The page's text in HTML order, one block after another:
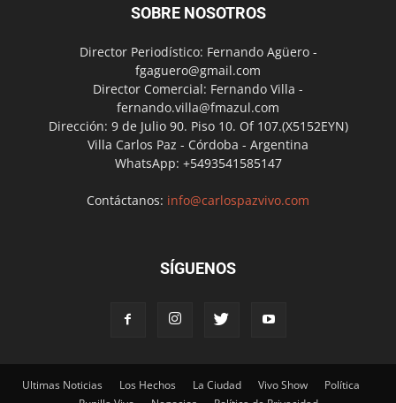
SOBRE NOSOTROS
Director Periodístico: Fernando Agüero -
fgaguero@gmail.com
Director Comercial: Fernando Villa -
fernando.villa@fmazul.com
Dirección: 9 de Julio 90. Piso 10. Of 107.(X5152EYN)
Villa Carlos Paz - Córdoba - Argentina
WhatsApp: +5493541585147
Contáctanos: info@carlospazvivo.com
SÍGUENOS
Ultimas Noticias Los Hechos La Ciudad Vivo Show
Política